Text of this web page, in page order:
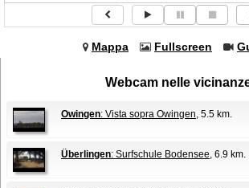
Mappa Fullscreen
Webcam nelle
Owingen: Vista sopra Owingen, 5.5 km.
Überlingen: Surfschule Bodensee, 6.9 km.